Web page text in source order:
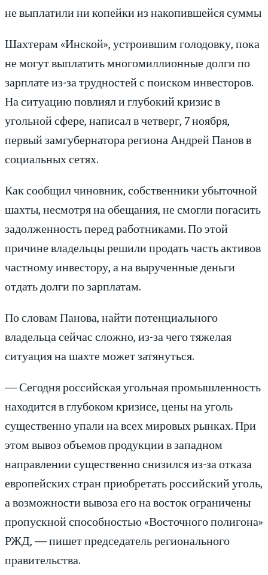
не выплатили ни копейки из накопившейся суммы
Шахтерам «Инской», устроившим голодовку, пока
не могут выплатить многомиллионные долги по
зарплате из-за трудностей с поиском инвесторов.
На ситуацию повлиял и глубокий кризис в
угольной сфере, написал в четверг, 7 ноября,
первый замгубернатора региона Андрей Панов в
социальных сетях.
Как сообщил чиновник, собственники убыточной
шахты, несмотря на обещания, не смогли погасить
задолженность перед работниками. По этой
причине владельцы решили продать часть активов
частному инвестору, а на вырученные деньги
отдать долги по зарплатам.
По словам Панова, найти потенциального
владельца сейчас сложно, из-за чего тяжелая
ситуация на шахте может затянуться.
— Сегодня российская угольная промышленность
находится в глубоком кризисе, цены на уголь
существенно упали на всех мировых рынках. При
этом вывоз объемов продукции в западном
направлении существенно снизился из-за отказа
европейских стран приобретать российский уголь,
а возможности вывоза его на восток ограничены
пропускной способностью «Восточного полигона»
РЖД, — пишет председатель регионального
правительства.